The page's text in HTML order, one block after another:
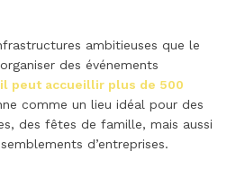
ambitieuses que le
des événements
il peut accueillir plus de 500
comme un lieu idéal pour des
des fêtes de famille, mais aussi
d’entreprises.